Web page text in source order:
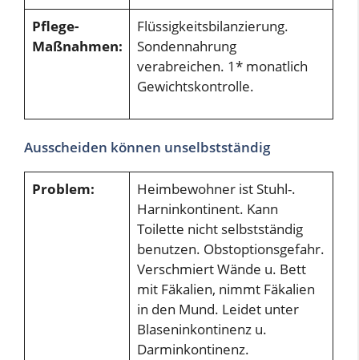
Pflege-
Maßnahmen:
Flüssigkeitsbilanzierung.
Sondennahrung
verabreichen. 1* monatlich
Gewichtskontrolle.
Ausscheiden können unselbstständig
Problem:
Heimbewohner ist Stuhl-.
Harninkontinent. Kann
Toilette nicht selbstständig
benutzen. Obstoptionsgefahr.
Verschmiert Wände u. Bett
mit Fäkalien, nimmt Fäkalien
in den Mund. Leidet unter
Blaseninkontinenz u.
Darminkontinenz.